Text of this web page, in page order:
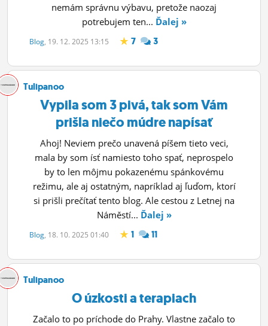
nemám správnu výbavu, pretože naozaj
potrebujem ten... Ďalej »
Blog, 19. 12. 2025 13:15 7 3
Tulipanoo
Vypila som 3 pivá, tak som Vám
prišla niečo múdre napísať
Ahoj! Neviem prečo unavená píšem tieto veci,
mala by som ísť namiesto toho spať, neprospelo
by to len môjmu pokazenému spánkovému
režimu, ale aj ostatným, napríklad aj ľuďom, ktorí
si prišli prečítať tento blog. Ale cestou z Letnej na
Náměstí... Ďalej »
Blog, 18. 10. 2025 01:40 1 11
Tulipanoo
O úzkosti a terapiach
Začalo to po príchode do Prahy. Vlastne začalo to